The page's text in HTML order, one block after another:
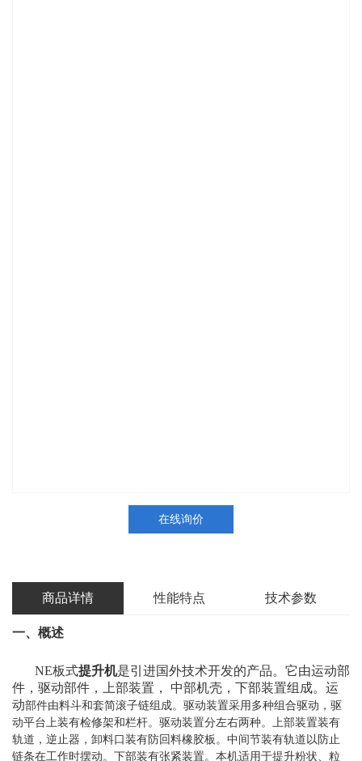
在线询价
商品详情 性能特点 技术参数
一、概述
NE板式提升机是引进国外技术开发的产品。它由运动部
件，驱动部件，上部装置， 中部机壳，下部装置组成。运
动部件由料斗和套简滚子链组成。驱动装置采用多种组合驱动，驱
动平台上装有检修架和栏杆。驱动装置分左右两种。上部装置装有
轨道，逆止器，卸料口装有防回料橡胶板。中间节装有轨道以防止
链条在工作时摆动。下部装有张紧装置。本机适用于提升粉状、粒